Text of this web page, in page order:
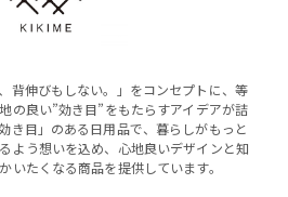
背伸びもしない。」をコンセプトに、等
の良い”効き目”をもたらすアイデアが詰
き目」のある日用品で、暮らしがもっと
よう想いを込め、心地良いデザインと知
いたくなる商品を提供しています。